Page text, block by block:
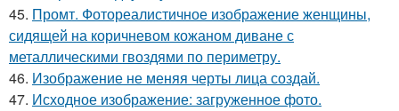
45. Промт. Фотореалистичное изображение женщины,
сидящей на коричневом кожаном диване с
металлическими гвоздями по периметру.
46. Изображение не меняя черты лица создай.
47. Исходное изображение: загруженное фото.